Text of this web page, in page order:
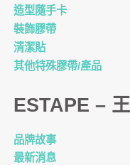
造型隨手卡
裝飾膠帶
清潔貼
其他特殊膠帶/產品
ESTAPE –
品牌故事
最新消息